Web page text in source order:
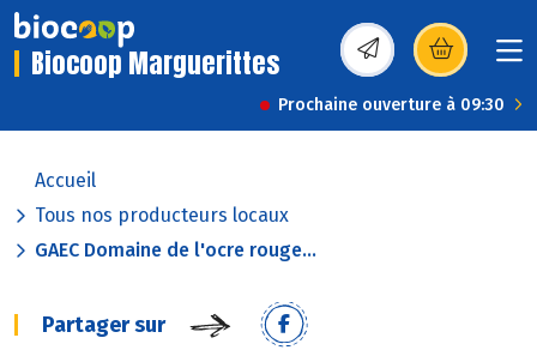
Biocoop Marguerittes (s’ouvre dans une
Prochaine ouverture à 09:30
Accueil
Tous nos producteurs locaux
GAEC Domaine de l'ocre rouge...
Partager sur